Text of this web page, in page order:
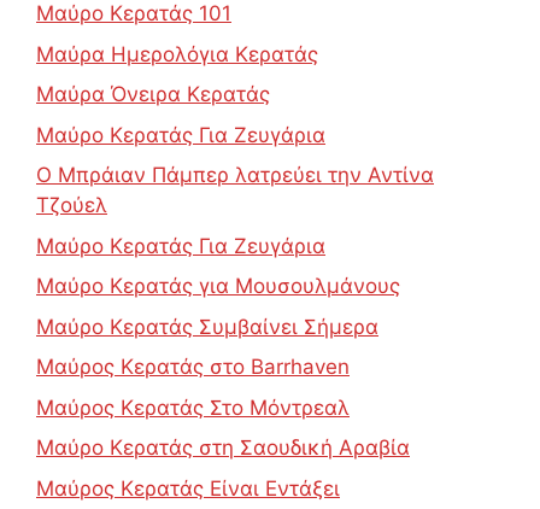
Μαύρο Κερατάς 101
Μαύρα Ημερολόγια Κερατάς
Μαύρα Όνειρα Κερατάς
Μαύρο Κερατάς Για Ζευγάρια
Ο Μπράιαν Πάμπερ λατρεύει την Αντίνα
Τζούελ
Μαύρο Κερατάς Για Ζευγάρια
Μαύρο Κερατάς για Μουσουλμάνους
Μαύρο Κερατάς Συμβαίνει Σήμερα
Μαύρος Κερατάς στο Barrhaven
Μαύρος Κερατάς Στο Μόντρεαλ
Μαύρο Κερατάς στη Σαουδική Αραβία
Μαύρος Κερατάς Είναι Εντάξει